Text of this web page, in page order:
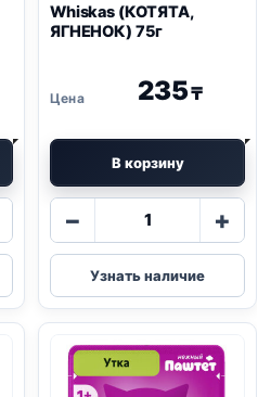
Whiskas (КОТЯТА,
ЯГНЕНОК) 75г
235₸
В корзину
−
Количество
Whiskas
(КОТЯТА,
ЯГНЕНОК)
+
Узнать наличие